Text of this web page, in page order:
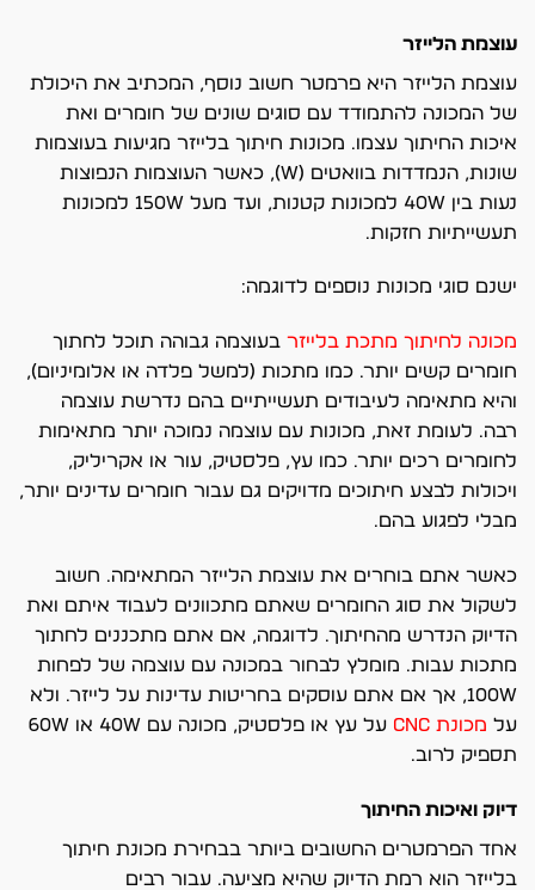
עוצמת הלייזר
עוצמת הלייזר היא פרמטר חשוב נוסף, המכתיב את היכולת
של המכונה להתמודד עם סוגים שונים של חומרים ואת
איכות החיתוך עצמו. מכונות חיתוך בלייזר מגיעות בעוצמות
שונות, הנמדדות בוואטים (W), כאשר העוצמות הנפוצות
נעות בין 40W למכונות קטנות, ועד מעל 150W למכונות
תעשייתיות חזקות.
ישנם סוגי מכונות נוספים לדוגמה:
מכונה לחיתוך מתכת בלייזר בעוצמה גבוהה תוכל לחתוך
חומרים קשים יותר. כמו מתכות (למשל פלדה או אלומיניום),
והיא מתאימה לעיבודים תעשייתיים בהם נדרשת עוצמה
רבה. לעומת זאת, מכונות עם עוצמה נמוכה יותר מתאימות
לחומרים רכים יותר. כמו עץ, פלסטיק, עור או אקריליק,
ויכולות לבצע חיתוכים מדויקים גם עבור חומרים עדינים יותר,
מבלי לפגוע בהם.
כאשר אתם בוחרים את עוצמת הלייזר המתאימה. חשוב
לשקול את סוג החומרים שאתם מתכוונים לעבוד איתם ואת
הדיוק הנדרש מהחיתוך. לדוגמה, אם אתם מתכננים לחתוך
מתכות עבות. מומלץ לבחור במכונה עם עוצמה של לפחות
100W, אך אם אתם עוסקים בחריטות עדינות על לייזר. ולא
על מכונת CNC
על עץ או פלסטיק, מכונה עם 40W או 60W
תספיק לרוב.
דיוק ואיכות החיתוך
אחד הפרמטרים החשובים ביותר בבחירת מכונת חיתוך
בלייזר הוא רמת הדיוק שהיא מציעה. עבור רבים